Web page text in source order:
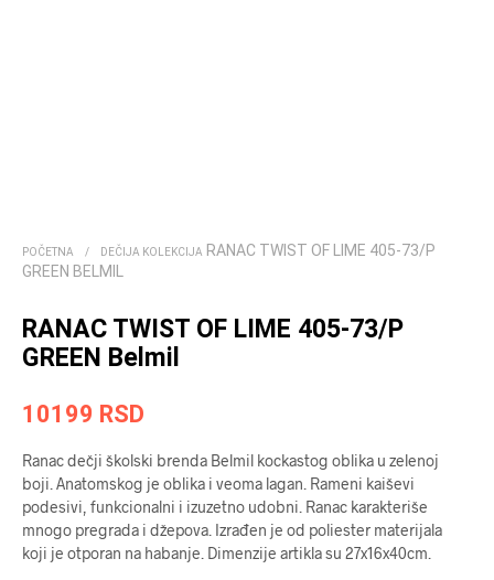
POČETNA / DEČIJA KOLEKCIJA RANAC TWIST OF LIME 405-73/P
GREEN BELMIL
RANAC TWIST OF LIME 405-73/P
GREEN Belmil
10199 RSD
Ranac dečji školski brenda Belmil kockastog oblika u zelenoj
boji. Anatomskog je oblika i veoma lagan. Rameni kaiševi
podesivi, funkcionalni i izuzetno udobni. Ranac karakteriše
mnogo pregrada i džepova. Izrađen je od poliester materijala
koji je otporan na habanje. Dimenzije artikla su 27x16x40cm.